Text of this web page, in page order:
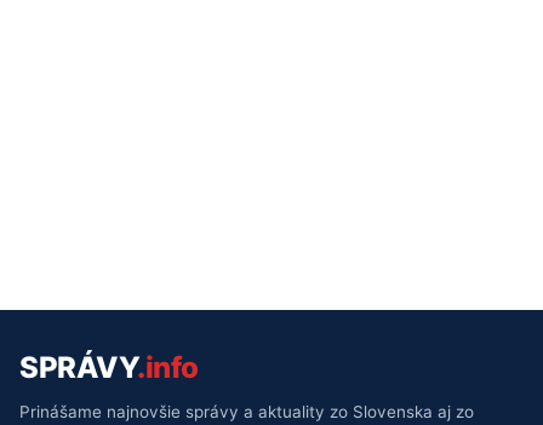
SPRÁVY.info
Prinášame najnovšie správy a aktuality zo Slovenska aj zo